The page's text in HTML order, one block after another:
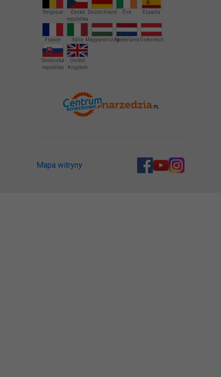
Belgique
Česká
republika
Deutschland Éire España
France Italia MagyarországNederland Österreich
Slovenská
republika
United
Kingdom
Mapa witryny